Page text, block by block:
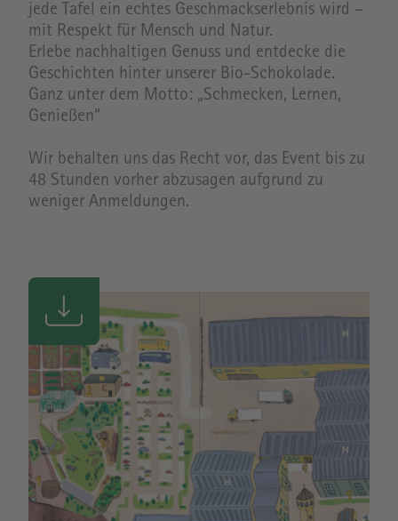
jede Tafel ein echtes Geschmackserlebnis wird –
mit Respekt für Mensch und Natur.
Erlebe nachhaltigen Genuss und entdecke die
Geschichten hinter unserer Bio-Schokolade.
Ganz unter dem Motto: „Schmecken, Lernen,
Genießen“
Wir behalten uns das Recht vor, das Event bis zu
48 Stunden vorher abzusagen aufgrund zu
weniger Anmeldungen.